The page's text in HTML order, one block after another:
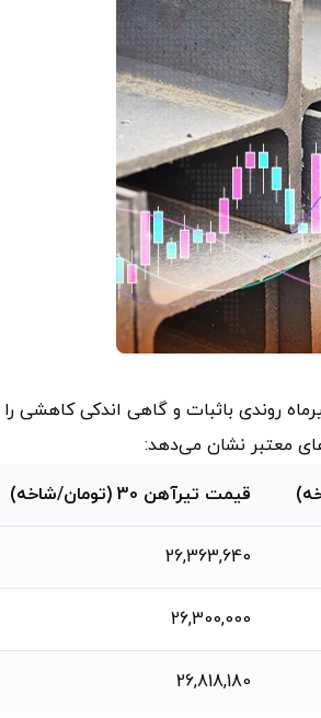
روندی باثبات و گاهی اندکی کاهشی را
معتبر نشان می‌دهد:
قیمت تیرآهن 30 (تومان/شاخه)
26,363,640
26,300,000
26,818,180